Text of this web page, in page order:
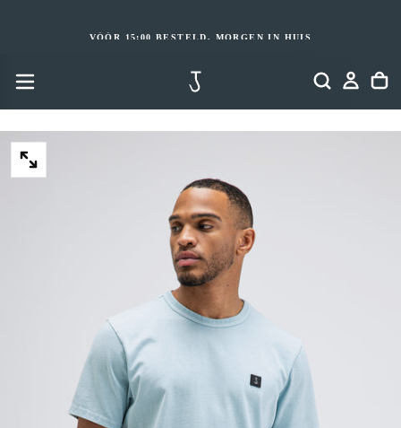
VÓÓR 15:00 BESTELD, MORGEN IN HUIS
OPEN